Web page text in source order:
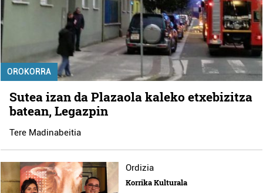
OROKORRA
Sutea izan da Plazaola kaleko etxebizitza
batean, Legazpin
Tere Madinabeitia
Ordizia
Korrika Kulturala